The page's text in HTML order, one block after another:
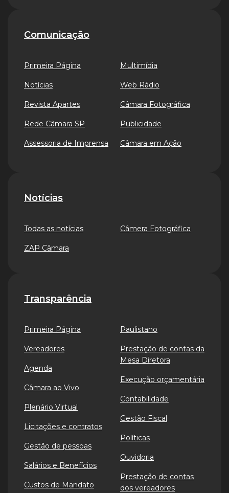
Comunicação
Primeira Página
Notícias
Revista Apartes
Rede Câmara SP
Assessoria de Imprensa
Multimídia
Web Rádio
Câmara Fotográfica
Publicidade
Câmara em Ação
Notícias
Todas as notícias
ZAP Câmara
Câmera Fotográfica
Transparência
Primeira Página
Vereadores
Agenda
Câmara ao Vivo
Plenário Virtual
Licitações e contratos
Gestão de pessoas
Salários e Benefícios
Custos de Mandato
Paulistano
Prestação de contas da
Mesa Diretora
Execução orçamentária
Contabilidade
Gestão Fiscal
Políticas
Ouvidoria
Prestação de contas
dos vereadores